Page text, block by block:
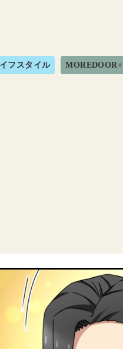
フスタイル MOREDOOR+